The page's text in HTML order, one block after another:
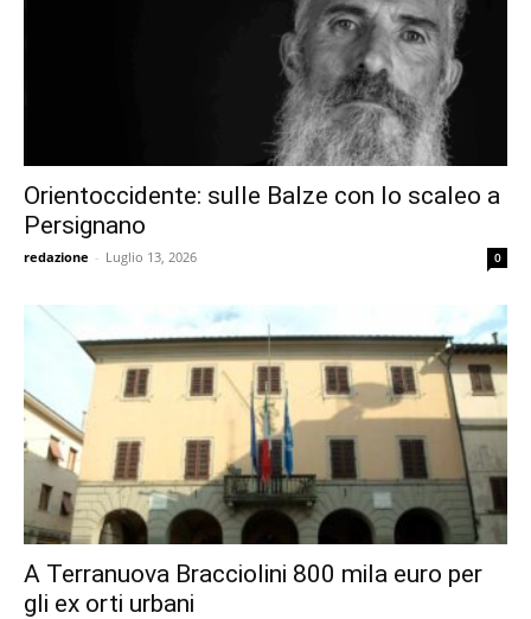
Orientoccidente: sulle Balze con lo scaleo a
Persignano
redazione - Luglio 13, 2026 0
A Terranuova Bracciolini 800 mila euro per
gli ex orti urbani